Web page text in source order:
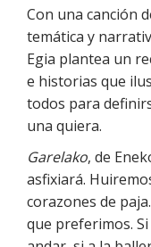
Con una canción
temática y
Egia plantea un
e historias que
todos para
una quiera.
Garelako, de
asfixiará.
corazones de
que preferimos.